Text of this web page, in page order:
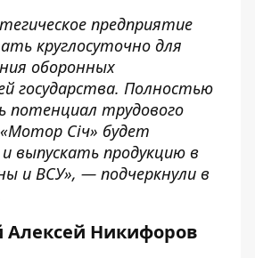
предприятие
круглосуточно для
оборонных
государства. Полностью
потенциал трудового
Сiч» будет
выпускать продукцию в
и ВСУ», — подчеркнули в
Алексей Никифоров